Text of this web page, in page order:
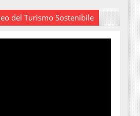
del Turismo Sostenibile